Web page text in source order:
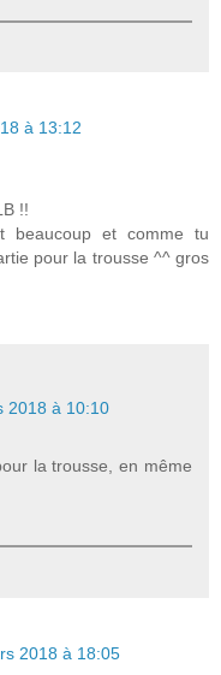
à 13:12
!!
beaucoup et comme tu
pour la trousse ^^ gros
2018 à 10:10
la trousse, en même
2018 à 18:05